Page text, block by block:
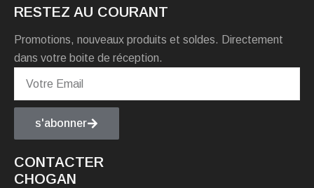
RESTEZ AU COURANT
Promotions, nouveaux produits et soldes. Directement
dans votre boite de réception.
s'abonner
CONTACTER
CHOGAN